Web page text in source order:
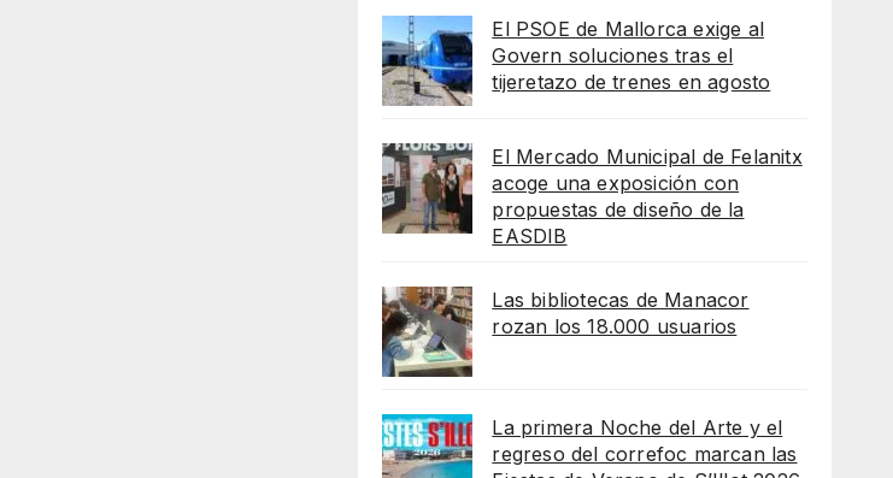
El PSOE de Mallorca exige al
Govern soluciones tras el
tijeretazo de trenes en agosto
El Mercado Municipal de Felanitx
acoge una exposición con
propuestas de diseño de la
EASDIB
Las bibliotecas de Manacor
rozan los 18.000 usuarios
La primera Noche del Arte y el
regreso del correfoc marcan las